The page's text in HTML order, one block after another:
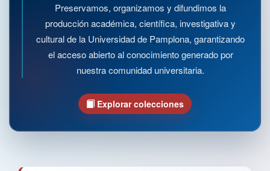
Preservamos, organizamos y difundimos la
producción académica, científica, investigativa y
cultural de la Universidad de Pamplona, garantizando
el acceso abierto al conocimiento generado por
nuestra comunidad universitaria.
Explorar colecciones